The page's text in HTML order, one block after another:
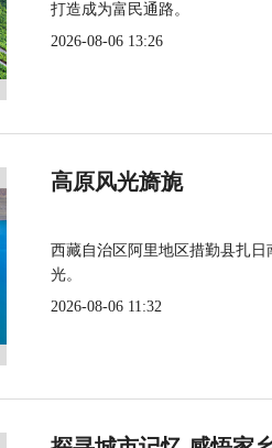
打造成为富民通路。
2026-08-06 13:26
高原风光旖旎
西藏自治区阿里地区措勤县扎
光。
2026-08-06 11:32